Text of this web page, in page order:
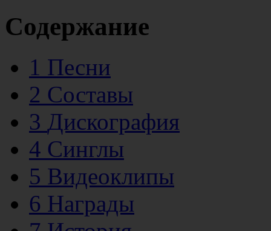
Содержание
1 Песни
2 Составы
3 Дискография
4 Синглы
5 Видеоклипы
6 Награды